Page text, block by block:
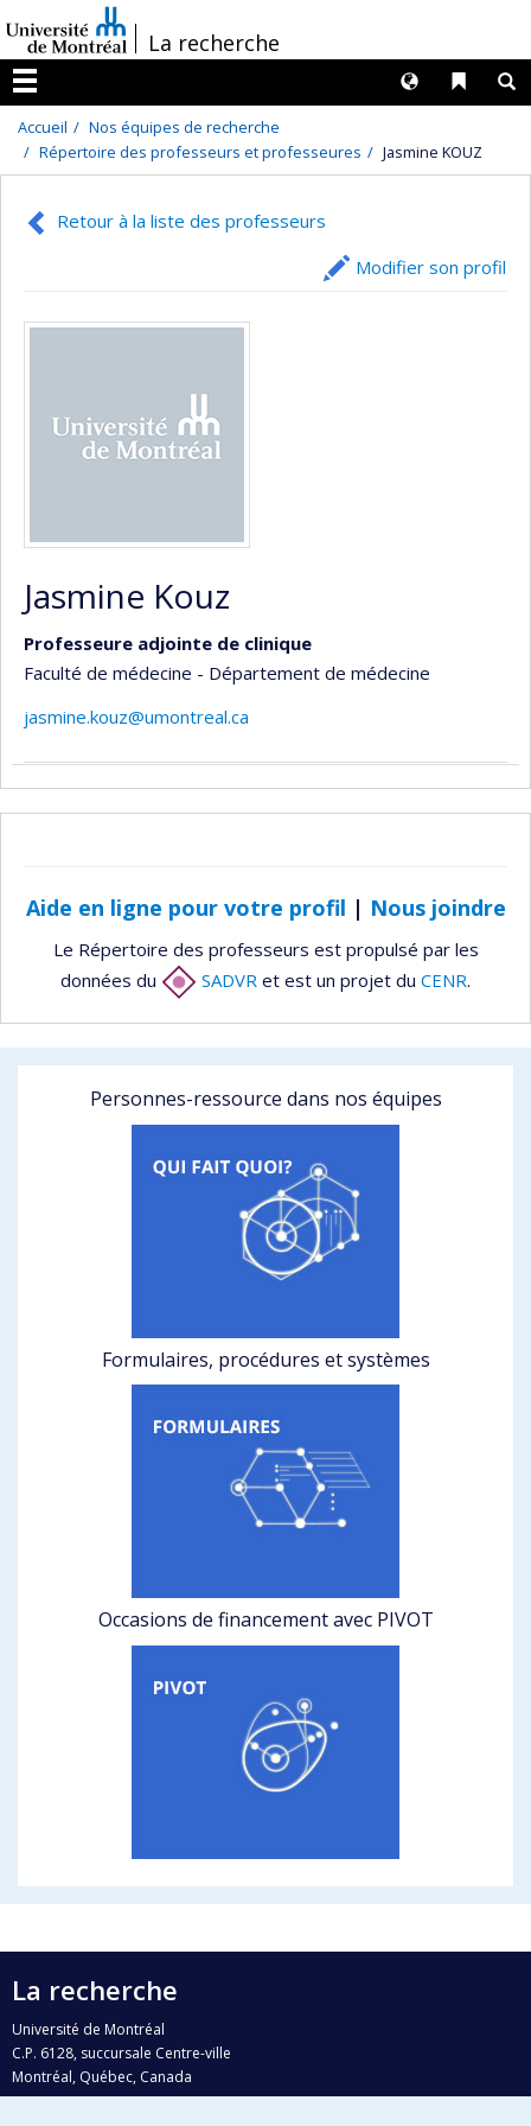
au
contenu
/La recherche
Menu
Liens
Langues
Accueil
Nos équipes de recherche
Répertoire des professeurs et professeures
Jasmine KOUZ
Retour à la liste des professeurs
Modifier son profil
Jasmine Kouz
Professeure adjointe de clinique
Faculté de médecine - Département de médecine
jasmine.kouz@umontreal.ca
Aide en ligne pour votre profil | Nous joindre
Le Répertoire des professeurs est propulsé par les
données du
SADVR et est un projet du CENR.
Personnes-ressource dans nos équipes
Formulaires, procédures et systèmes
Occasions de financement avec PIVOT
La recherche
Université de Montréal
C.P. 6128, succursale Centre-ville
Montréal, Québec, Canada
H3C 3J7